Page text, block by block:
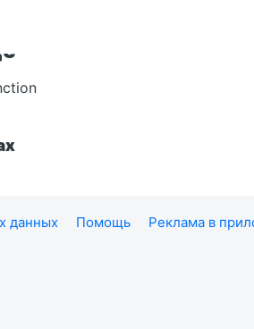
данных Помощь Реклама в